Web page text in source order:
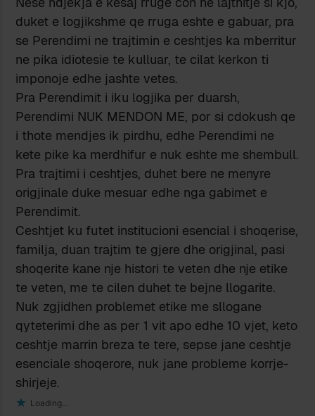
duket e logjikshme qe rruga eshte e gabuar, pra
se Perendimi ne trajtimin e ceshtjes ka mberritur
ne pika idiotesie te kulluar, te cilat kerkon ti
imponoje edhe jashte vetes.
Pra Perendimit i iku logjika per duarsh,
Perendimi NUK MENDON ME, por si cdokush qe
i thote mendjes ik pirdhu, edhe Perendimi ne
kete pike ka merdhifur e nuk eshte me shembull.
Pra trajtimi i ceshtjes, duhet bere ne menyre
origjinale duke mesuar edhe nga gabimet e
Perendimit.
Ceshtjet ku futet institucioni esencial i shoqerise,
familja, duan trajtim te gjere dhe origjinal, pasi
shoqerite kane nje histori te veten dhe nje etike
te veten, me te cilen duhet te bejne llogarite.
Nuk zgjidhen problemet etike me sllogane
qyteterimi dhe as per 1 vit apo edhe 10 vjet, keto
ceshtje marrin breza te tere, sepse jane ceshtje
esenciale shoqerore, nuk jane probleme korrje-
shirjeje.
Loading...